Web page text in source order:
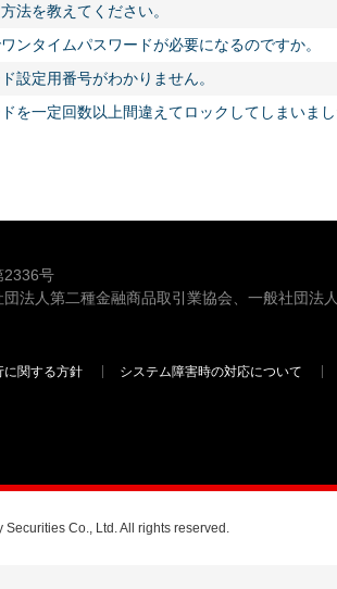
法を教えてください。
ンタイムパスワードが必要になるのですか。
設定用番号がわかりません。
を一定回数以上間違えてロックしてしまいまし
2336号
法人第二種金融商品取引業協会、一般社団法
に関する方針 システム障害時の対応について
Co., Ltd. All rights reserved.